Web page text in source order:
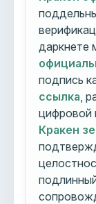
даркнете
подпись
ссылка ,
цифровой
Кракен